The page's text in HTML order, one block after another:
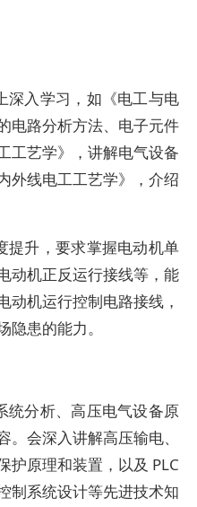
深入学习，如《电工与电
电路分析方法、电子元件
工艺学》，讲解电气设备
外线电工工艺学》，介绍
提升，要求掌握电动机单
动机正反运行接线等，能
动机运行控制电路接线，
患的能力。
统分析、高压电气设备原
会深入讲解高压输电、
护原理和装置，以及 PLC
制系统设计等先进技术知